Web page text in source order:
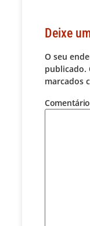
Deixe
O seu
publicado.
marcados
Comentário